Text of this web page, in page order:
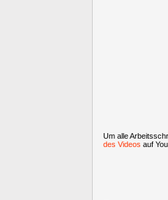
Um alle
des Videos auf